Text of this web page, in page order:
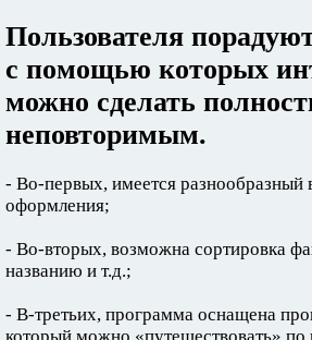
Пользователя
с помощью которых
можно сделать
неповторимым.
- Во-первых, имеется разнообразный
оформления;
- Во-вторых, возможна сортировка
названию и т.д.;
- В-третьих, программа оснащена